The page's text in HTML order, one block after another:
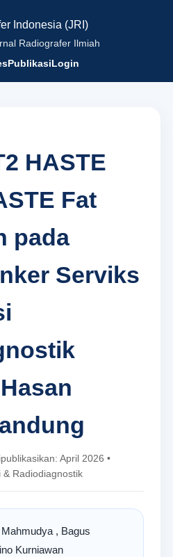
Indonesia (JRI)
Radiografer Ilmiah
PublikasiLogin
HASTE
Fat
pada
Serviks
April 2026 •
Radiodiagnostik
, Bagus
Kurniawan